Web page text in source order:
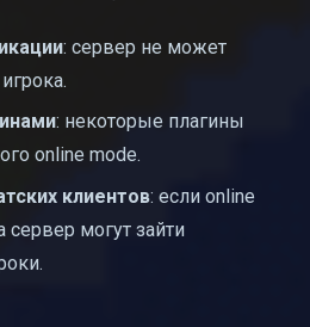
: сервер не может
: некоторые плагины
online mode.
клиентов: если online
могут зайти